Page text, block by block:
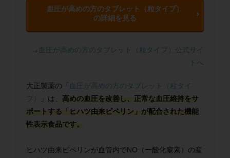
血圧が高めの方のタブレット（粒タイプ）
の詳細を見る
→ 血圧が高めの方のタブレット（粒タイプ）公式サイ
トへ
大正製薬の「
血圧が高めの方のタブレット（粒タイ
プ）
」は、 高めの血圧を改善し、正常な血圧維持をサ
ポートする「 ヒハツ由来ピペリン 」が配合された機能
性表示食品です。
ヒハツ由来ピペリンが血管内でNO（一酸化窒素）の産